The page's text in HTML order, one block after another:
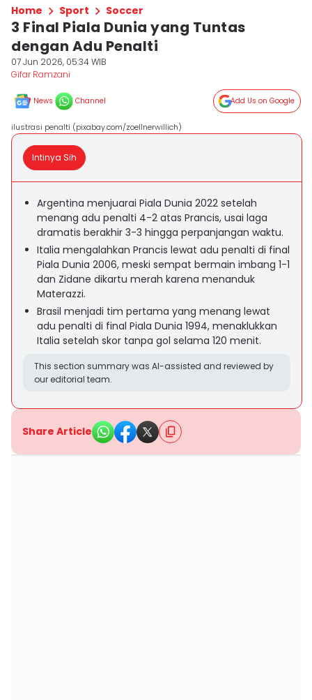
Home Sport Soccer
3 Final Piala Dunia yang Tuntas
dengan Adu Penalti
07 Jun 2026, 05:34 WIB
Gifar Ramzani
News Channel Add Us on Google
ilustrasi penalti (pixabay.com/zoellnerwillich)
Intinya Sih
Argentina menjuarai Piala Dunia 2022 setelah
menang adu penalti 4-2 atas Prancis, usai laga
dramatis berakhir 3-3 hingga perpanjangan waktu.
Italia mengalahkan Prancis lewat adu penalti di final
Piala Dunia 2006, meski sempat bermain imbang 1-1
dan Zidane dikartu merah karena menanduk
Materazzi.
Brasil menjadi tim pertama yang menang lewat
adu penalti di final Piala Dunia 1994, menaklukkan
Italia setelah skor tanpa gol selama 120 menit.
This section summary was AI-assisted and reviewed by
our editorial team.
Share Article